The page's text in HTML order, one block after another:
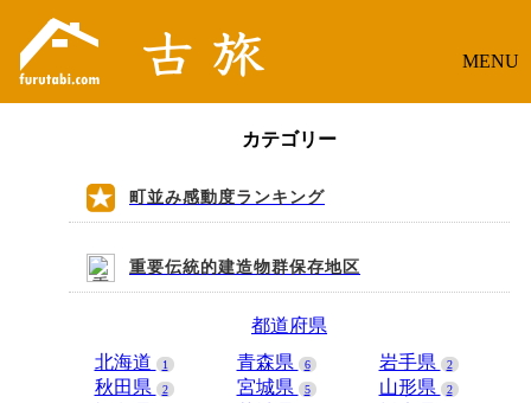
MENU
カテゴリー
町並み感動度ランキング
重要伝統的建造物群保存地区
都道府県
北海道
1 青森県 6 岩手県 2
秋田県 2 宮城県 5 山形県 2